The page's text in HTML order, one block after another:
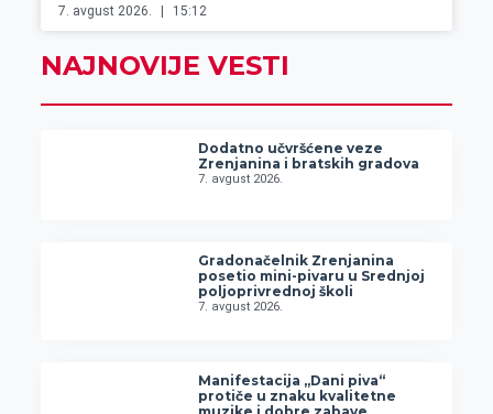
7. avgust 2026. 15:12
NAJNOVIJE VESTI
Dodatno učvršćene veze
Zrenjanina i bratskih gradova
7. avgust 2026.
Gradonačelnik Zrenjanina
posetio mini-pivaru u Srednjoj
poljoprivrednoj školi
7. avgust 2026.
Manifestacija „Dani piva“
protiče u znaku kvalitetne